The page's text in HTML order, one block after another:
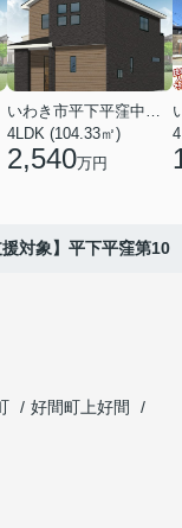
いわき市平下平窪中島町
4LDK (104.33㎡)
2,540万円
援対象】平下平窪第10
好間町上好間